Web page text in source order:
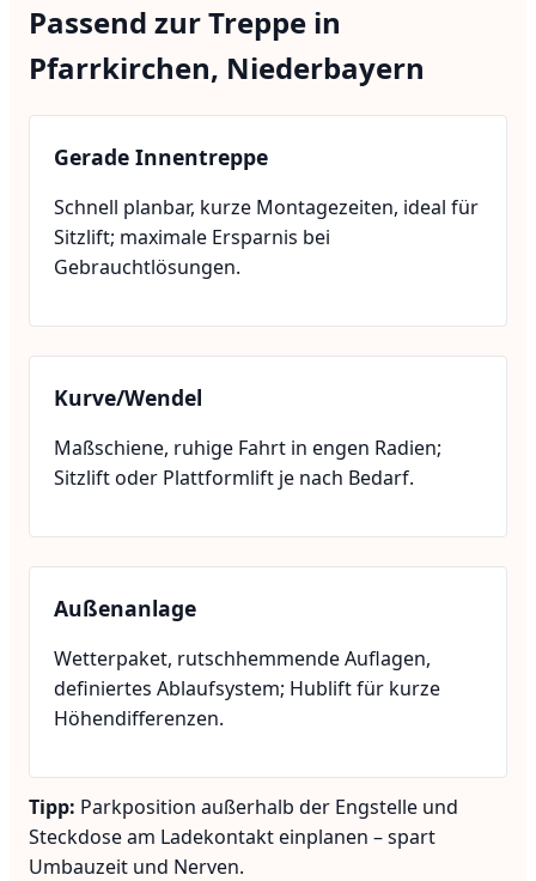
Passend zur Treppe in
Pfarrkirchen, Niederbayern
Gerade Innentreppe
Schnell planbar, kurze Montagezeiten, ideal für
Sitzlift; maximale Ersparnis bei
Gebrauchtlösungen.
Kurve/Wendel
Maßschiene, ruhige Fahrt in engen Radien;
Sitzlift oder Plattformlift je nach Bedarf.
Außenanlage
Wetterpaket, rutschhemmende Auflagen,
definiertes Ablaufsystem; Hublift für kurze
Höhendifferenzen.
Tipp: Parkposition außerhalb der Engstelle und
Steckdose am Ladekontakt einplanen – spart
Umbauzeit und Nerven.